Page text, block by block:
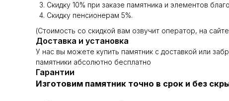
Скидку 10% при заказе памятника и элементов
Скидку пенсионерам 5%.
(Стоимость со скидкой вам озвучит оператор, на
Доставка и установка
У нас вы можете купить памятник с доставкой или
памятники абсолютно бесплатно
Гарантии
Изготовим памятник точно в срок и без